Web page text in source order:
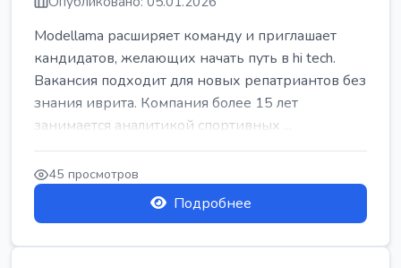
Modellama расширяет команду и приглашает
кандидатов, желающих начать путь в hi tech.
Вакансия подходит для новых репатриантов без
знания иврита. Компания более 15 лет
занимается аналитикой спортивных ...
45 просмотров
Подробнее